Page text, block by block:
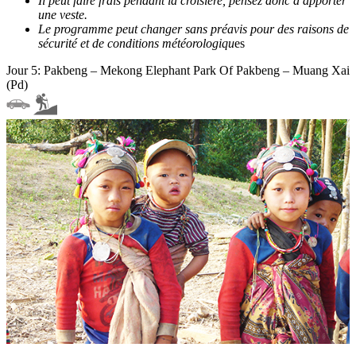
une veste.
Le programme peut changer sans préavis pour des raisons de
sécurité et de conditions météorologiques
Jour 5: Pakbeng – Mekong Elephant Park Of Pakbeng – Muang Xai
(Pd)